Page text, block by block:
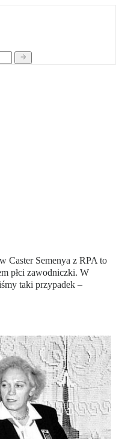
Caster Semenya z RPA to
płci zawodniczki. W
taki przypadek –